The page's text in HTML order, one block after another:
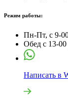
Режим работы:
Пн-Пт, с 9-
Обед с 13-
Написать в